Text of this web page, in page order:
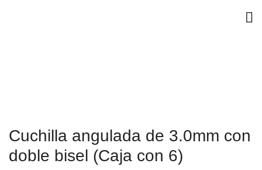
Cuchilla angulada de 3.0mm con
doble bisel (Caja con 6)